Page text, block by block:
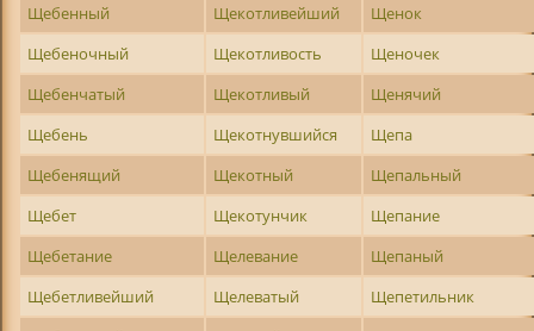
Щебенный
Щекотливейший
Щенок
Щебеночный
Щекотливость
Щеночек
Щебенчатый
Щекотливый
Щенячий
Щебень
Щекотнувшийся
Щепа
Щебенящий
Щекотный
Щепальный
Щебет
Щекотунчик
Щепание
Щебетание
Щелевание
Щепаный
Щебетливейший
Щелеватый
Щепетильник